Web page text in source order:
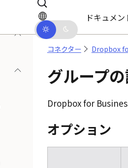
ュメントナビゲーションにスキップ
ドキュメン
コネクター Dropbox
グループ
Dropbox for
オプション